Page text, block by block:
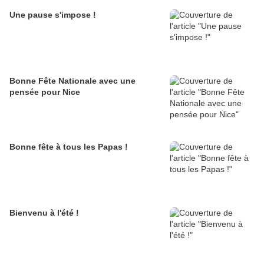
Une pause s'impose !
Bonne Fête Nationale avec une
pensée pour Nice
Bonne fête à tous les Papas !
Bienvenu à l'été !